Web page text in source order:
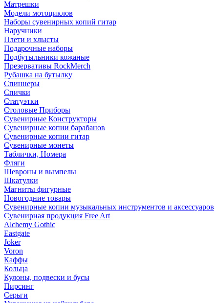
Матрешки
Модели мотоциклов
Наборы сувенирных копий гитар
Наручники
Плети и хлысты
Подарочные наборы
Подбутыльники кожаные
Презервативы RockMerch
Рубашка на бутылку
Спиннеры
Спички
Статуэтки
Столовые Приборы
Сувенирные Конструкторы
Сувенирные копии барабанов
Сувенирные копии гитар
Сувенирные монеты
Таблички, Номера
Фляги
Шевроны и вымпелы
Шкатулки
Магниты фигурные
Новогодние товары
Сувенирные копии музыкальных инструментов и аксессуаров
Сувенирная продукция Free Art
Alchemy Gothic
Eastgate
Joker
Voron
Каффы
Кольца
Кулоны, подвески и бусы
Пирсинг
Серьги